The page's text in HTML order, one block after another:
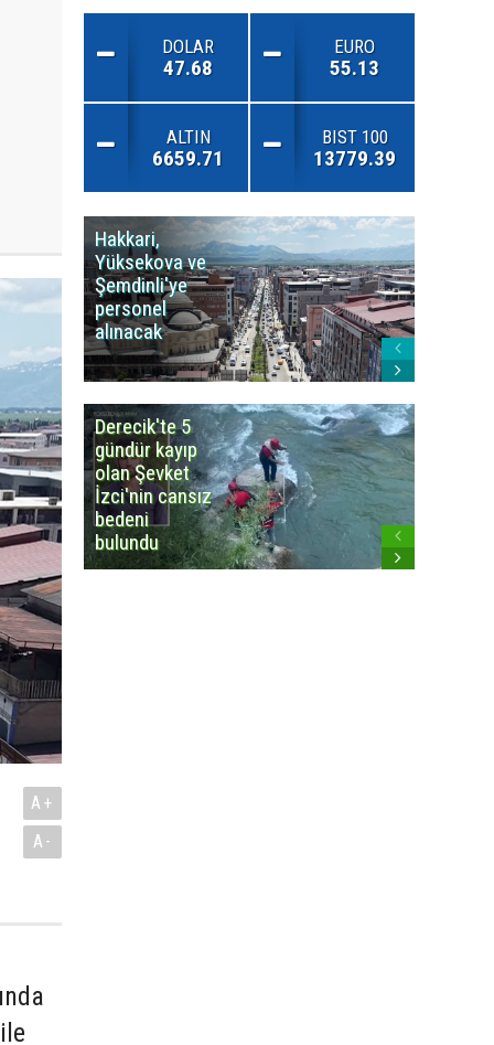
A+
A-
DOLAR
47.68
EURO
55.13
ALTIN
6659.71
BIST 100
13779.39
Hakkari,
Yüksekova ve
Şemdinli'ye
personel
alınacak
Derecik'te 5
gündür kayıp
olan Şevket
İzci'nin cansız
bedeni
bulundu